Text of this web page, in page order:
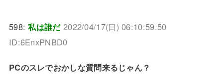
598:私は誰だ 2022/04/17(日) 06:10:59.50
ID:6EnxPNBD0
PCのスレでおかしな質問来るじゃん？